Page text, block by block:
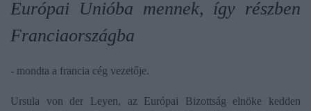
Európai Unióba mennek, így részben
Franciaországba
- mondta a francia cég vezetője.
Ursula von der Leyen, az Európai Bizottság elnöke kedden